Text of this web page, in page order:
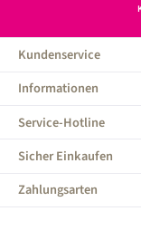
Kundenservice
Informationen
Service-Hotline
Sicher Einkaufen
Zahlungsarten